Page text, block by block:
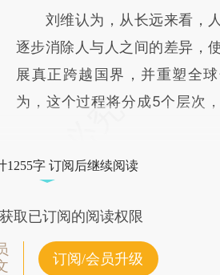
刘维认为，从长远来看，
逐步消除人与人之间的差异，
展真正跨越国界，并重塑全
为，这个过程将分成5个层次
1255字 订阅后继续阅读
取已订阅的阅读权限
订阅/会员升级